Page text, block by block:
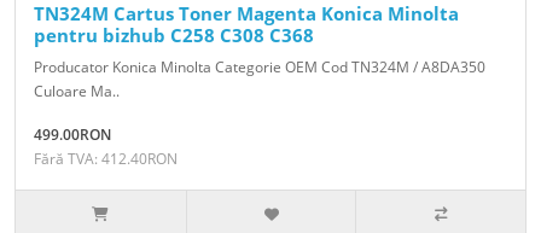
TN324M Cartus Toner Magenta Konica Minolta
pentru bizhub C258 C308 C368
Producator Konica Minolta Categorie OEM Cod TN324M / A8DA350
Culoare Ma..
499.00RON
Fără TVA: 412.40RON